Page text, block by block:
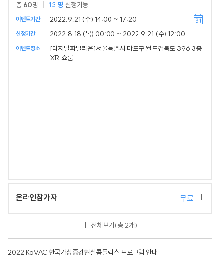
총 60명 13 명 신청가능
이벤트기간 2022.9.21 (수) 14:00 ~ 17:20
신청기간 2022.8.18 (목) 00:00 ~ 2022.9.21 (수) 12:00
이벤트장소
[디지털파빌리온]서울특별시 마포구 월드컵북로 396 3층
XR 쇼룸
온라인참가자 무료
전체보기(총 2개)
2022 KoVAC 한국가상증강현실콤플렉스 프로그램 안내